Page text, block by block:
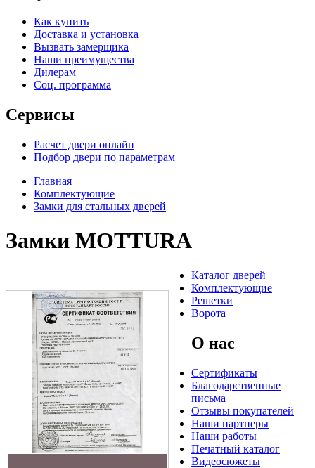
Как купить
Доставка и установка
Вызвать замерщика
Наши преимущества
Дилерам
Соц. программа
Сервисы
Расчет двери онлайн
Подбор двери по параметрам
Главная
Комплектующие
Замки для стальных дверей
Замки MOTTURA
Каталог дверей
Комплектующие
Решетки
Ворота
О нас
Сертификаты
Благодарственные
письма
Отзывы покупателей
Наши партнеры
Наши работы
Печатный каталог
Видеосюжеты